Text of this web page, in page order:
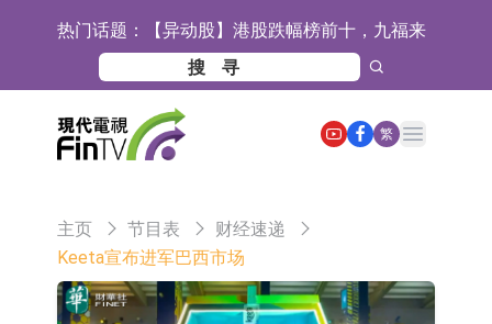
热门话题： 【异动股】港股跌幅榜前十，九福来
(08611.HK)跌21.43%，天瑞汽车内饰
(06162.HK)跌18.44%
【异动股】港股涨幅榜前十，佳明集
团控股(01271.HK)涨+78.22%，拿森
科技(02261.HK)涨+64.11%
斯迪克：公司为国内折叠屏核心功能
材料供应商
恒瑞医药：公司已在中国获批上市26
目标客户的测试认证
上期所：7月份对11个实际控制关系
账户组采取限制开仓的监管措施
特发服务：成功中标哔哩哔哩上海滨
繁
Open main menu
主页 节目表
财经速递
Keeta宣布进军巴西市场